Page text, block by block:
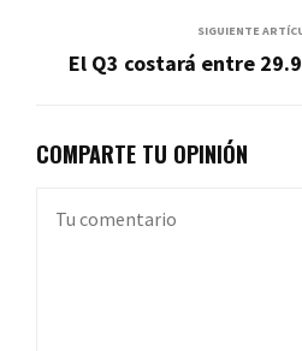
SIGUIENTE
El Q3 costará entre
COMPARTE TU OPINIÓN